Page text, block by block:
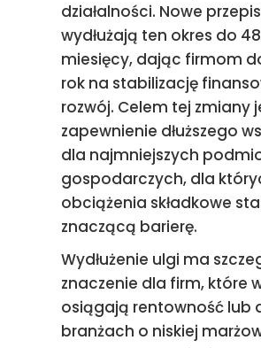
działalności. Nowe
wydłużają ten okres do 48
miesięcy, dając firmom
rok na stabilizację
rozwój. Celem tej zmiany
zapewnienie dłuższego
dla najmniejszych
gospodarczych, dla
obciążenia składkowe
znaczącą barierę.
Wydłużenie ulgi ma
znaczenie dla firm, które
osiągają rentowność lub
branżach o niskiej